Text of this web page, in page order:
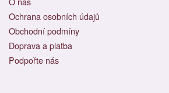
Ochrana osobních údajů
Obchodní podmíny
Doprava a platba
Podpořte nás